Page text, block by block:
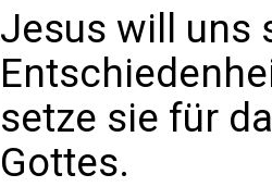
Jesus will uns
setze sie für
Gottes.